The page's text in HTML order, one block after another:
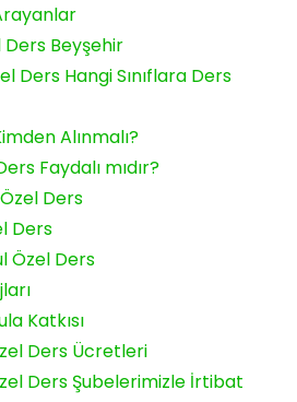
Ders Beyşehir
Ders Hangi Sınıflara Ders
Alınmalı?
Faydalı mıdır?
Ders
Ders
Özel Ders
Katkısı
Ders Ücretleri
Ders Şubelerimizle İrtibat